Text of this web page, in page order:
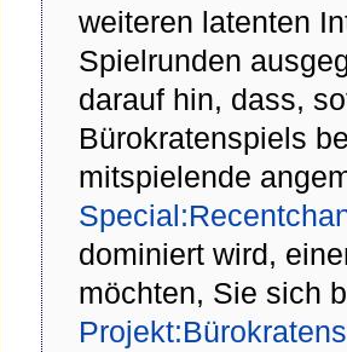
weiteren latenten
Spielrunden
darauf hin, dass,
Bürokratenspiels
mitspielende
dominiert wird,
möchten, Sie sich